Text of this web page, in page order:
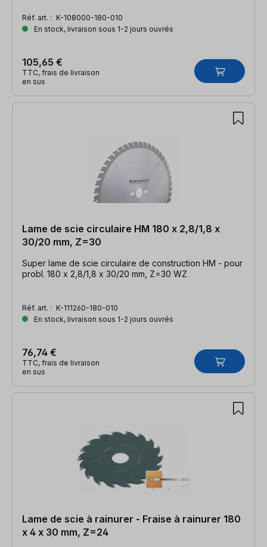
Réf. art. : K-108000-180-010
En stock, livraison sous 1-2 jours ouvrés
105,65 €
TTC, frais de livraison
en sus
Lame de scie circulaire HM 180 x 2,8/1,8 x
30/20 mm, Z=30
Super lame de scie circulaire de construction HM - pour
probl. 180 x 2,8/1,8 x 30/20 mm, Z=30 WZ
Réf. art. : K-111260-180-010
En stock, livraison sous 1-2 jours ouvrés
76,74 €
TTC, frais de livraison
en sus
Lame de scie à rainurer - Fraise à rainurer 180
x 4 x 30 mm, Z=24